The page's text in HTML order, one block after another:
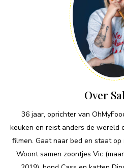
Over
36 jaar, oprichter van
keuken en reist anders de wereld
filmen. Gaat naar bed en staat op
Woont samen zoontjes Vic